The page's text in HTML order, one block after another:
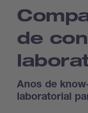
de
Anos de
laboratorial